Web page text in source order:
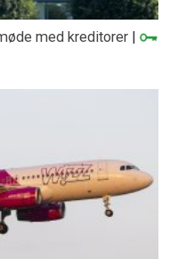
med kreditorer |